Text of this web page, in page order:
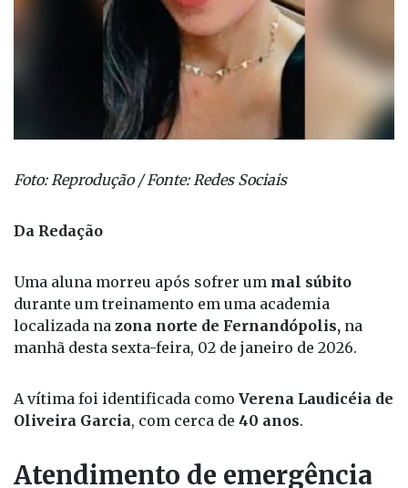
Foto: Reprodução / Fonte: Redes Sociais
Da Redação
Uma aluna morreu após sofrer um
mal súbito
durante um treinamento em uma academia
manhã desta sexta-feira, 02 de janeiro de 2026.
Oliveira Garcia, com cerca de40 anos.